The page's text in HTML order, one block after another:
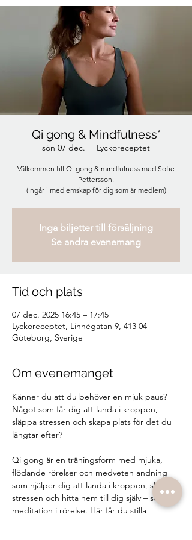
Qi gong & Mindfulness*
sön 07 dec.
  |
Lyckoreceptet
Välkommen till Qi gong & mindfulness med Sofie
Pettersson.
(Ingår i medlemskap för dig som är medlem)
Inga biljetter till försäljning
Se andra evenemang
Tid och plats
07 dec. 2025 16:45 – 17:45
Lyckoreceptet, Linnégatan 9, 413 04
Göteborg, Sverige
Om evenemanget
Känner du att du behöver en mjuk paus?
Något som får dig att landa i kroppen,
släppa stressen och skapa plats för det du
längtar efter?
Qi gong är en träningsform med mjuka,
flödande rörelser och medveten andning
som hjälper dig att landa i kroppen, släppa
stressen och hitta hem till dig själv – som
meditation i rörelse. Här får du stilla